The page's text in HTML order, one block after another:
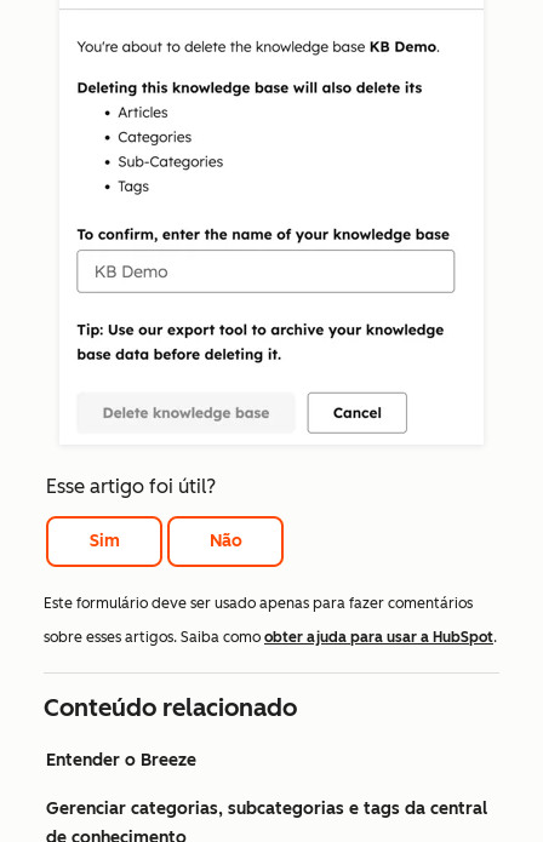
Esse artigo foi útil?
Sim Não
Este formulário deve ser usado apenas para fazer comentários
sobre esses artigos. Saiba como obter ajuda para usar a HubSpot.
Conteúdo relacionado
Entender o Breeze
Gerenciar categorias, subcategorias e tags da central